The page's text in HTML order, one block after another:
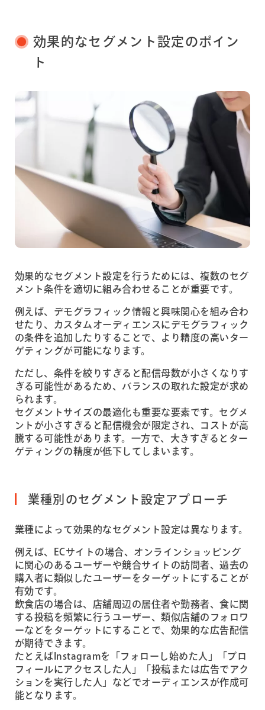
効果的なセグメント設定のポイン
ト
効果的なセグメント設定を行うためには、複数のセグ
メント条件を適切に組み合わせることが重要です。
例えば、デモグラフィック情報と興味関心を組み合わ
せたり、カスタムオーディエンスにデモグラフィック
の条件を追加したりすることで、より精度の高いター
ゲティングが可能になります。
ただし、条件を絞りすぎると配信母数が小さくなりす
ぎる可能性があるため、バランスの取れた設定が求め
られます。
セグメントサイズの最適化も重要な要素です。セグメ
ントが小さすぎると配信機会が限定され、コストが高
騰する可能性があります。一方で、大きすぎるとター
ゲティングの精度が低下してしまいます。
業種別のセグメント設定アプローチ
業種によって効果的なセグメント設定は異なります。
例えば、ECサイトの場合、オンラインショッピング
に関心のあるユーザーや競合サイトの訪問者、過去の
購入者に類似したユーザーをターゲットにすることが
有効です。
飲食店の場合は、店舗周辺の居住者や勤務者、食に関
する投稿を頻繁に行うユーザー、類似店舗のフォロワ
ーなどをターゲットにすることで、効果的な広告配信
が期待できます。
たとえばInstagramを「フォローし始めた人」「プロ
フィールにアクセスした人」「投稿または広告でアク
ションを実行した人」などでオーディエンスが作成可
能となります。